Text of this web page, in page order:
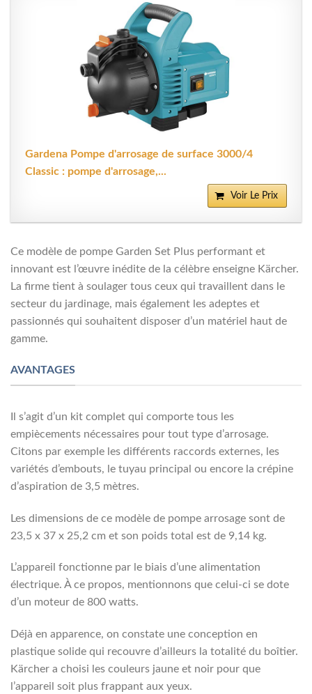
Gardena Pompe d'arrosage de surface 3000/4
Classic : pompe d'arrosage,...
Voir Le Prix
Ce modèle de pompe Garden Set Plus performant et
innovant est l’œuvre inédite de la célèbre enseigne Kärcher.
La firme tient à soulager tous ceux qui travaillent dans le
secteur du jardinage, mais également les adeptes et
passionnés qui souhaitent disposer d’un matériel haut de
gamme.
AVANTAGES
Il s’agit d’un kit complet qui comporte tous les
empiècements nécessaires pour tout type d’arrosage.
Citons par exemple les différents raccords externes, les
variétés d’embouts, le tuyau principal ou encore la crépine
d’aspiration de 3,5 mètres.
Les dimensions de ce modèle de pompe arrosage sont de
23,5 x 37 x 25,2 cm et son poids total est de 9,14 kg.
L’appareil fonctionne par le biais d’une alimentation
électrique. À ce propos, mentionnons que celui-ci se dote
d’un moteur de 800 watts.
Déjà en apparence, on constate une conception en
plastique solide qui recouvre d’ailleurs la totalité du boîtier.
Kärcher a choisi les couleurs jaune et noir pour que
l’appareil soit plus frappant aux yeux.